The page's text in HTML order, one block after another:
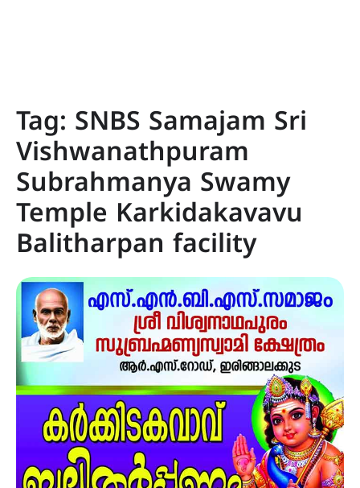
Tag: SNBS Samajam Sri
Vishwanathpuram
Subrahmanya Swamy
Temple Karkidakavavu
Balitharpan facility